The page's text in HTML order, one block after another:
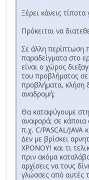
Ξέρει κάνεις τίποτα
Πρόκειται να
Σε άλλη περίπτωση
παραδείγματα στο
είναι ο χώρος
του προβλήματος
προβλήματα, κλήση
αναδρομή;
Θα καταφύγουμε
αναφορά; σε κάποια
π.χ. C/PASCAL/JAVA
Δεν με βρίσκει
ΧΡΟΝΟΥ! και τι
πριν ακόμα
αρχίσεις να τους
γλώσσες από αυτές